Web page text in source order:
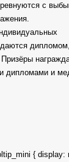
с
дипломом,
дипломами и
{ display: